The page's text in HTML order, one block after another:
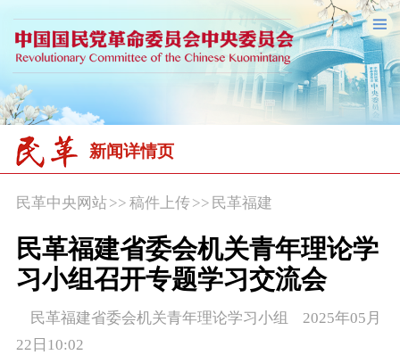
新闻详情页
民革中央网站>> 稿件上传 >> 民革福建
民革福建省委会机关青年理论学
习小组召开专题学习交流会
民革福建省委会机关青年理论学习小组 2025年05月
22日10:02